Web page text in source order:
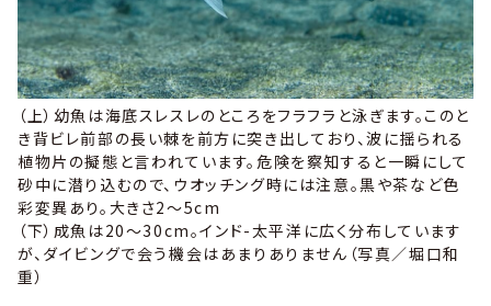
（ 上）幼魚は海底スレスレのところをフラフラと泳ぎます。このと
き背ビレ前部の長い棘を前方に突き出しており、波に揺られる
植物片の擬態と言われています。危険を察知すると一瞬にして
砂中に潜り込むので、ウオッチング時には注意。黒や茶など色
彩変異あり。大きさ2～5cm
（下）成魚は20～30cm。インド-太平洋に広く分布しています
が、ダイビングで会う機会はあまりありません（写真／堀口和
重）